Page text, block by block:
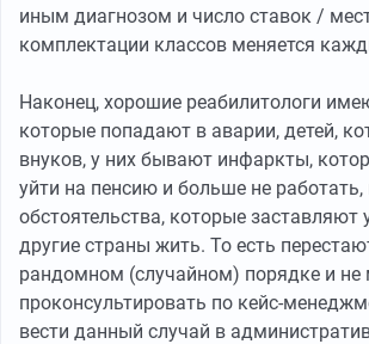
иным диагнозом и число ставок /
комплектации классов меняется
Наконец, хорошие реабилитологи
которые попадают в аварии, детей,
внуков, у них бывают инфаркты,
уйти на пенсию и больше не
обстоятельства, которые заставляют
другие страны жить. То есть
рандомном (случайном) порядке и не
проконсультировать по кейс-
вести данный случай в